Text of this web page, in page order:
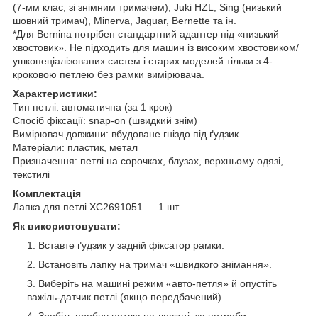
(7-мм клас, зі знімним тримачем), Juki HZL, Sing (низький
шовний тримач), Minerva, Jaguar, Bernette та ін.
*Для Bernina потрібен стандартний адаптер під «низький
хвостовик». Не підходить для машин із високим хвостовиком/
ушкопеціалізованих систем і старих моделей тільки з 4-
кроковою петлею без рамки вимірювача.
Характеристики:
Тип петлі: автоматична (за 1 крок)
Спосіб фіксації: snap-on (швидкий знім)
Вимірювач довжини: вбудоване гніздо під ґудзик
Матеріали: пластик, метал
Призначення: петлі на сорочках, блузах, верхньому одязі,
текстилі
Комплектація
Лапка для петлі XC2691051 — 1 шт.
Як використовувати:
Вставте ґудзик у задній фіксатор рамки.
Встановіть лапку на тримач «швидкого знімання».
Виберіть на машині режим «авто-петля» й опустіть
важіль-датчик петлі (якщо передбачений).